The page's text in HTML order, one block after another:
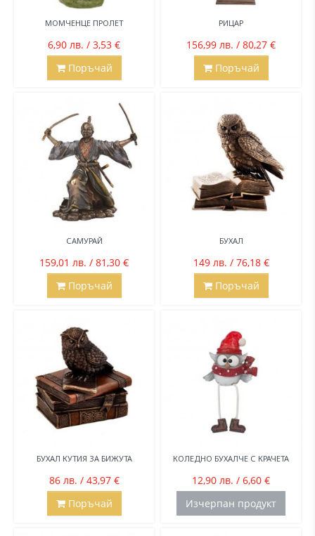
МОМЧЕНЦЕ ПРОЛЕТ
6,90 лв. / 3,53 €
Поръчай
РИЦАР
156,99 лв. / 80,27 €
Поръчай
САМУРАЙ
159,01 лв. / 81,30 €
Поръчай
БУХАЛ
149 лв. / 76,18 €
Поръчай
БУХАЛ КУТИЯ ЗА БИЖУТА
86 лв. / 43,97 €
Поръчай
КОЛЕДНО БУХАЛЧЕ С КРАЧЕТА
12,90 лв. / 6,60 €
Изчерпан продукт